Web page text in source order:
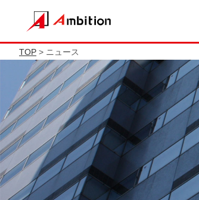
TOP > ニュース